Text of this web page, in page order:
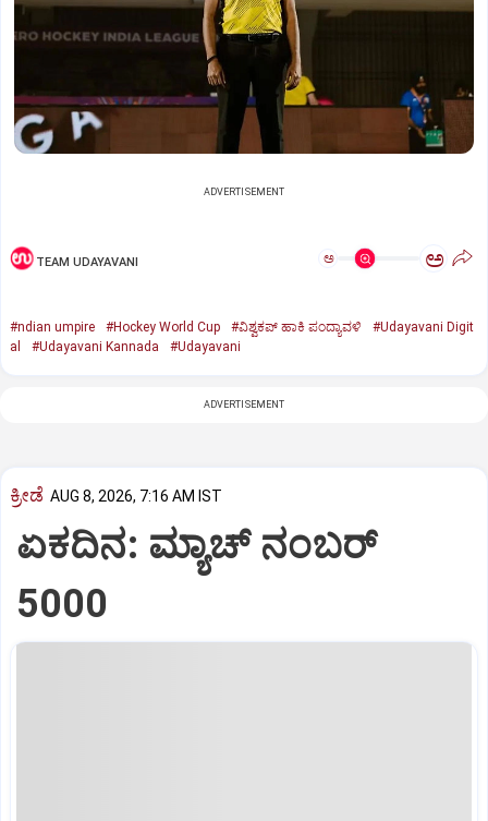
ADVERTISEMENT
TEAM UDAYAVANI ಅ ಅ
#ndian umpire #Hockey World Cup #ವಿಶ್ವಕಪ್‌ ಹಾಕಿ ಪಂದ್ಯಾವಳಿ
#Udayavani Digit
al
#Udayavani Kannada #Udayavani
ADVERTISEMENT
ಕ್ರೀಡೆ AUG 8, 2026, 7:16 AM IST
ಏಕದಿನ: ಮ್ಯಾಚ್‌ ನಂಬರ್‌
5000